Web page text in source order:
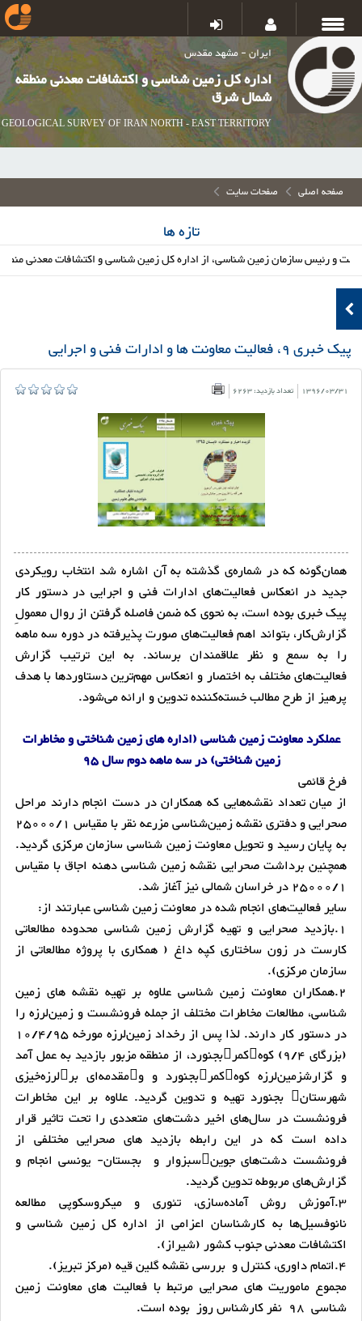
ایران - مشهد مقدس
اداره کل زمین شناسی و اکتشافات معدنی منطقه
شمال شرق
GEOLOGICAL SURVEY OF IRAN NORTH - EAST TERRITORY
صفحه اصلی صفحات سایت
تازه ها
سازمان زمین شناسی، از اداره کل زمین شناسی و اکتشافات معدنی منطقه شمال
پیک خبری 9، فعالیت معاونت ها و ادارات فنی و اجرایی
1396/03/31 تعداد بازدید: 6263
همان‌گونه که در شماره‌ی گذشته به آن اشاره شد انتخاب رویکردی
جدید در انعکاس فعالیت‌های ادارات فنی و اجرایی در دستور کار
پیک خبری بوده است، به نحوی که ضمن فاصله گرفتن از روال معمولِ
گزارش‌کار، بتواند اهم فعالیت‌های صورت پذیرفته در دوره سه ماهه
را به سمع و نظر علاقمندان برساند. به این ترتیب گزارش
فعالیت‌های مختلف به اختصار و انعکاس مهم‌ترین دستاوردها با هدف
پرهیز از طرح مطالب خسته‌کننده تدوین و ارائه می‌شود.
عملکرد معاونت زمین شناسی (اداره های زمین شناختی و مخاطرات
زمین شناختی) در سه ماهه دوم سال 95
فرخ قائمی
از میان تعداد نقشه‌هایی که همکاران در دست انجام دارند مراحل
صحرایی و دفتری نقشه زمین‌شناسی مزرعه نقر با مقیاس 25000/1
به پایان رسید و تحویل معاونت زمین شناسی سازمان مرکزی گردید.
همچنین برداشت صحرایی نقشه زمین شناسی دهنه اجاق با مقیاس
25000/1 در خراسان شمالی نیز آغاز شد.
سایر فعالیت‌های انجام شده در معاونت زمین شناسی عبارتند از:
1.بازدید صحرایی و تهیه گزارش زمین شناسی محدوده مطالعاتی
کارست در زون ساختاری کپه داغ ( همکاری با پروژه مطالعاتی از
سازمان مرکزی).
2.همکاران معاونت زمین شناسی علاوه بر تهیه نقشه های زمین
شناسی، مطالعات مخاطرات مختلف از جمله فرونشست و زمین‌لرزه را
در دستور کار دارند. لذا پس از رخداد زمین‌لرزه مورخه 10/4/95
(بزرگای 9/4) کوهکمربجنورد، از منطقه مزبور بازدید به عمل آمد
و گزارشزمین‌لرزه کوهکمربجنورد و ومقدمه‌ای برلرزه‌خیزی
شهرستان بجنورد تهیه و تدوین گردید. علاوه بر این مخاطرات
فرونشست در سال‌های اخیر دشت‌های متعددی را تحت تاثیر قرار
داده است که در این رابطه بازدید های صحرایی مختلفی از
فرونشست دشت‌های جوینسبزوار و بجستان- یونسی انجام و
گزارش‌های مربوطه تدوین گردید.
3.آموزش روش آماده‌سازی، تئوری و میکروسکوپی مطالعه
نانوفسیل‌ها به کارشناسان اعزامی از اداره کل زمین شناسی و
اکتشافات معدنی جنوب کشور (شیراز).
4.اتمام داوری، کنترل و بررسی نقشه گلین قیه (مرکز تبریز).
مجموع ماموریت های صحرایی مرتبط با فعالیت های معاونت زمین
شناسی 98 نفر کارشناس روز بوده است.